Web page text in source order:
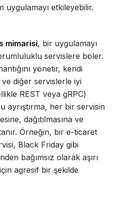
uygulamayı etkileyebilir.
mimarisi, bir uygulamayı
servislere böler.
yönetir, kendi
diğer servislerle iyi
REST veya gRPC)
ayrıştırma, her bir servisin
dağıtılmasına ve
Örneğin, bir e-ticaret
Black Friday gibi
bağımsız olarak aşırı
agresif bir şekilde